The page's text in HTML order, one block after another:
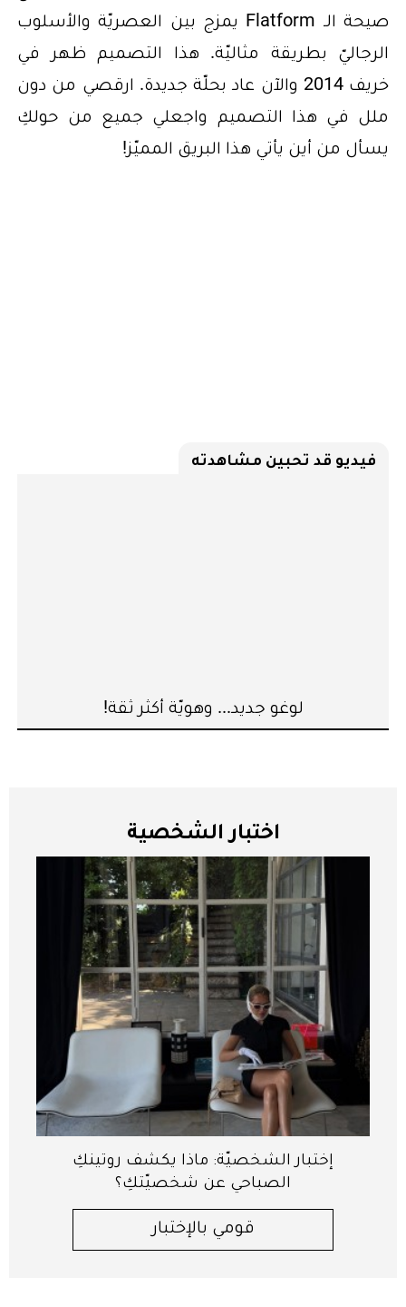
صيحة الـ Flatform يمزج بين العصريّة والأسلوب
الرجاليّ بطريقة مثاليّة. هذا التصميم ظهر في
خريف 2014 والآن عاد بحلّة جديدة. ارقصي من دون
ملل في هذا التصميم واجعلي جميع من حولكِ
يسأل من أين يأتي هذا البريق المميّز!
فيديو قد تحبين مشاهدته
لوغو جديد... وهويّة أكثر ثقة!
اختبار الشخصية
إختبار الشخصيّة: ماذا يكشف روتينكِ
الصباحي عن شخصيّتكِ؟
قومي بالإختبار